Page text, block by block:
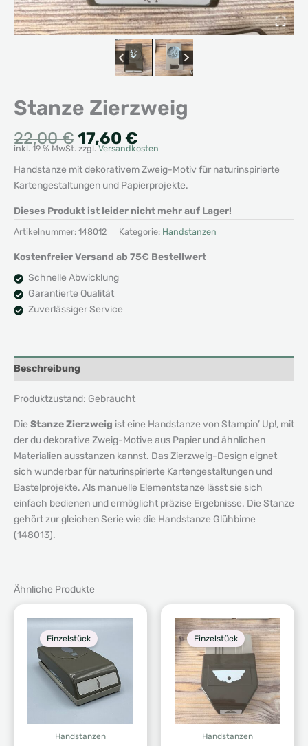
Stanze Zierzweig
22,00€Ursprünglicher
Preis
war:
22,00 €
17,60 €
Preis
ist:
17,60 €.
inkl. 19 % MwSt. zzgl.Versandkosten
Handstanze mit dekorativem Zweig-Motiv für naturinspirierte
Kartengestaltungen und Papierprojekte.
Dieses Produkt ist leider nicht mehr auf Lager!
Artikelnummer: 148012 Kategorie: Handstanzen
Kostenfreier Versand ab 75€ Bestellwert
Schnelle Abwicklung
Garantierte Qualität
Zuverlässiger Service
Beschreibung
Produktzustand: Gebraucht
Die Stanze Zierzweig ist eine Handstanze von Stampin’ Up!, mit
der du dekorative Zweig-Motive aus Papier und ähnlichen
Materialien ausstanzen kannst. Das Zierzweig-Design eignet
sich wunderbar für naturinspirierte Kartengestaltungen und
Bastelprojekte. Als manuelle Elementstanze lässt sie sich
einfach bedienen und ermöglicht präzise Ergebnisse. Die Stanze
gehört zur gleichen Serie wie die Handstanze Glühbirne
(148013).
Ähnliche Produkte
Einzelstück
Handstanzen
Einzelstück
Handstanzen